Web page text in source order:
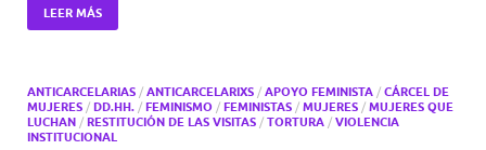
LEER MÁS
ANTICARCELARIAS / ANTICARCELARIXS / APOYO FEMINISTA / CÁRCEL DE
MUJERES / DD.HH. / FEMINISMO / FEMINISTAS / MUJERES / MUJERES QUE
LUCHAN / RESTITUCIÓN DE LAS VISITAS / TORTURA / VIOLENCIA
INSTITUCIONAL